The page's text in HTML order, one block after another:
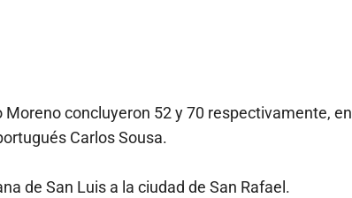
Moreno concluyeron 52 y 70 respectivamente, en
Carlos Sousa.
de San Luis a la ciudad de San Rafael.